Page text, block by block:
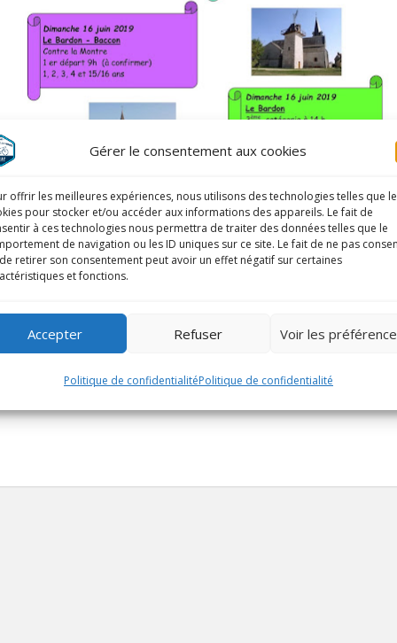
Gérer le consentement aux cookies
offrir les meilleures expériences, nous utilisons des technologies telles que
pour stocker et/ou accéder aux informations des appareils. Le fait de
à ces technologies nous permettra de traiter des données telles que le
de navigation ou les ID uniques sur ce site. Le fait de ne pas
retirer son consentement peut avoir un effet négatif sur certaines
et fonctions.
Accepter Refuser Voir les
Politique de confidentialitéPolitique de confidentialité